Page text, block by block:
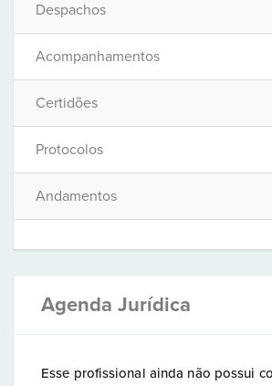
Despachos
Acompanhamentos
Certidões
Protocolos
Andamentos
Agenda Jurídica
Esse profissional ainda não possui